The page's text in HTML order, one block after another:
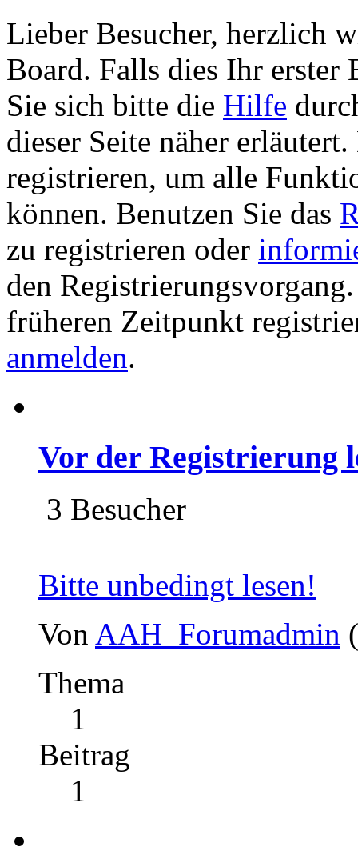
Lieber Besucher, herzlich
Board. Falls dies Ihr erster
Sie sich bitte die Hilfe
dieser Seite näher
registrieren, um alle
können. Benutzen Sie das
zu registrieren oder
den
früheren Zeitpunkt
anmelden.
Vor der Registrierung
3 Besucher
Bitte unbedingt lesen!
Von AAH_Forumadmin
Thema
1
Beitrag
1